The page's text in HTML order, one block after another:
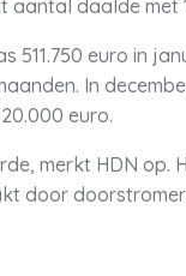
daalde met
euro in
In
euro.
merkt HDN
door